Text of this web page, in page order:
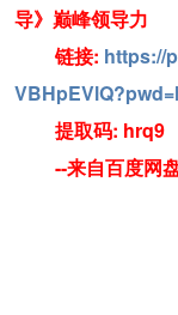
导》巅峰领导力
链接: https://
提取码: hrq9
--来自百度网